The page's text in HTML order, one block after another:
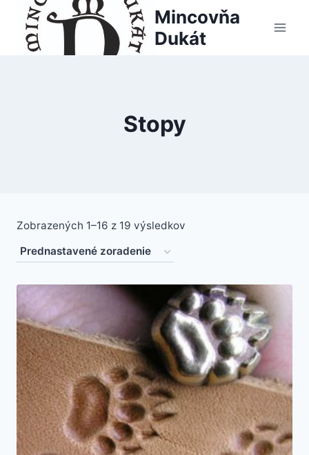
content
Mincovňa
Dukát
Stopy
Zobrazených 1–16 z 19 výsledkov